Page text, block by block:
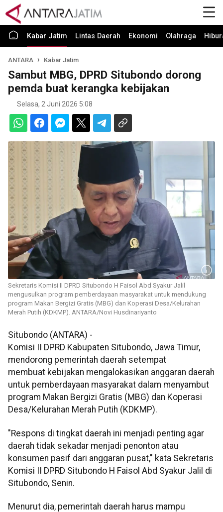
Kabar Jatim Lintas Daerah Ekonomi Olahraga
ANTARA Kabar Jatim
Sambut MBG, DPRD Situbondo dorong
pemda buat kerangka kebijakan
Selasa, 2 Juni 2026 5:08
Sekretaris Komisi II DPRD Situbondo H Faisol Abd Syakur Jalil
mengusulkan program pemberdayaan masyarakat untuk mendukung
program Makan Bergizi Gratis (MBG) dan Koperasi Desa/Kelurahan
Merah Putih (KDKMP). ANTARA/Novi Husdinariyanto
Situbondo (ANTARA) -
Komisi II DPRD Kabupaten Situbondo, Jawa Timur,
mendorong pemerintah daerah setempat
membuat kebijakan mengalokasikan anggaran daerah
untuk pemberdayaan masyarakat dalam menyambut
program Makan Bergizi Gratis (MBG) dan Koperasi
Desa/Kelurahan Merah Putih (KDKMP).
"Respons di tingkat daerah ini menjadi penting agar
daerah tidak sekadar menjadi penonton atau
konsumen pasif dari anggaran pusat," kata Sekretaris
Komisi II DPRD Situbondo H Faisol Abd Syakur Jalil di
Situbondo, Senin.
Menurut dia, pemerintah daerah harus mampu